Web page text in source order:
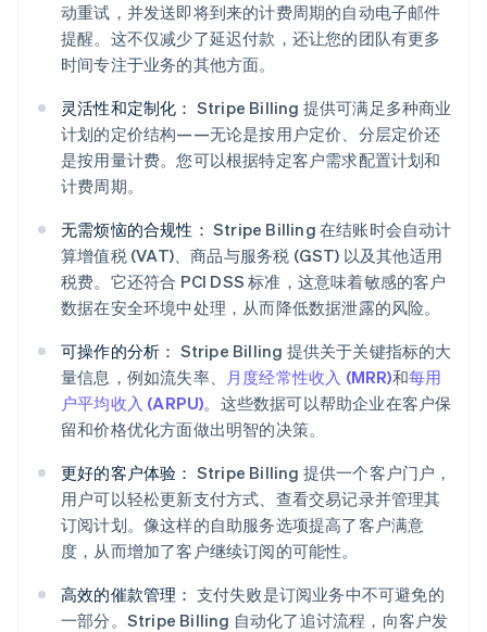
动重试，并发送即将到来的计费周期的自动电子邮件
提醒。这不仅减少了延迟付款，还让您的团队有更多
时间专注于业务的其他方面。
灵活性和定制化： Stripe Billing 提供可满足多种商业
计划的定价结构——无论是按用户定价、分层定价还
是按用量计费。您可以根据特定客户需求配置计划和
计费周期。
无需烦恼的合规性： Stripe Billing 在结账时会自动计
算增值税 (VAT)、商品与服务税 (GST) 以及其他适用
税费。它还符合 PCI DSS 标准，这意味着敏感的客户
数据在安全环境中处理，从而降低数据泄露的风险。
可操作的分析： Stripe Billing 提供关于关键指标的大
量信息，例如流失率、 月度经常性收入 (MRR)和每用
户平均收入 (ARPU)。这些数据可以帮助企业在客户保
留和价格优化方面做出明智的决策。
更好的客户体验： Stripe Billing 提供一个客户门户，
用户可以轻松更新支付方式、查看交易记录并管理其
订阅计划。像这样的自助服务选项提高了客户满意
度，从而增加了客户继续订阅的可能性。
高效的催款管理： 支付失败是订阅业务中不可避免的
一部分。Stripe Billing 自动化了追讨流程，向客户发